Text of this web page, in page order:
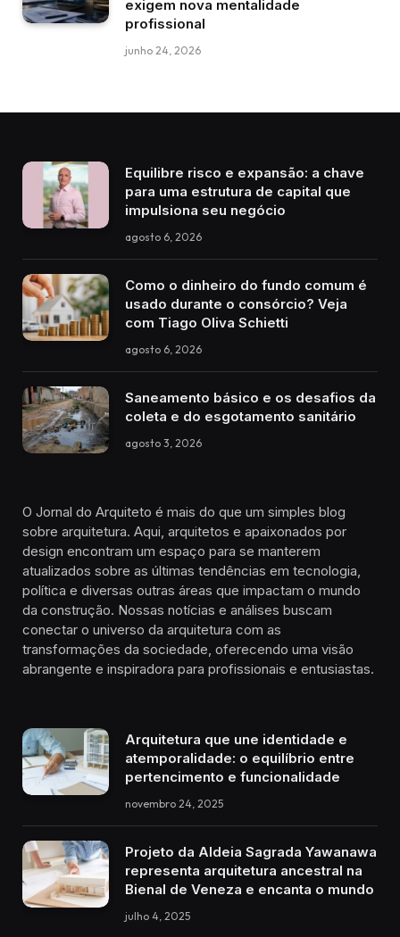
exigem nova mentalidade
profissional
junho 24, 2026
Equilibre risco e expansão: a chave
para uma estrutura de capital que
impulsiona seu negócio
agosto 6, 2026
Como o dinheiro do fundo comum é
usado durante o consórcio? Veja
com Tiago Oliva Schietti
agosto 6, 2026
Saneamento básico e os desafios da
coleta e do esgotamento sanitário
agosto 3, 2026
O Jornal do Arquiteto é mais do que um simples blog
sobre arquitetura. Aqui, arquitetos e apaixonados por
design encontram um espaço para se manterem
atualizados sobre as últimas tendências em tecnologia,
política e diversas outras áreas que impactam o mundo
da construção. Nossas notícias e análises buscam
conectar o universo da arquitetura com as
transformações da sociedade, oferecendo uma visão
abrangente e inspiradora para profissionais e entusiastas.
Arquitetura que une identidade e
atemporalidade: o equilíbrio entre
pertencimento e funcionalidade
novembro 24, 2025
Projeto da Aldeia Sagrada Yawanawa
representa arquitetura ancestral na
Bienal de Veneza e encanta o mundo
julho 4, 2025